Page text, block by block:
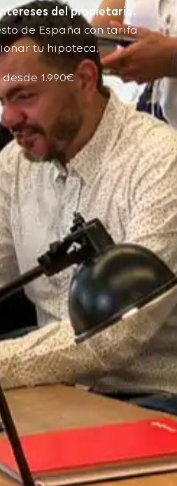
del propietario.
de España con tarifa
tu hipoteca.
1.990€